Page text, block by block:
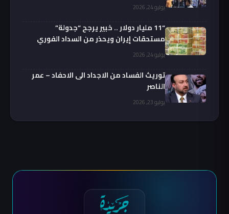
يوليو 24, 2026
“11 مليار دولار .. خبير يرجح “جدولة”
مستحقات إيران ويحذر من السداد الفوري
يوليو 24, 2026
توريث الفساد من الاجداد الى الاحفاد – عمر
الناصر
يوليو 23, 2026